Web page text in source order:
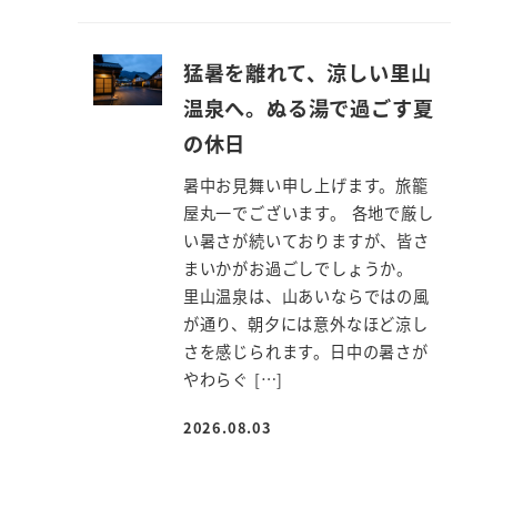
猛暑を離れて、涼しい里山
温泉へ。ぬる湯で過ごす夏
の休日
暑中お見舞い申し上げます。旅籠
屋丸一でございます。 各地で厳し
い暑さが続いておりますが、皆さ
まいかがお過ごしでしょうか。
里山温泉は、山あいならではの風
が通り、朝夕には意外なほど涼し
さを感じられます。日中の暑さが
やわらぐ […]
投稿日
2026.08.03